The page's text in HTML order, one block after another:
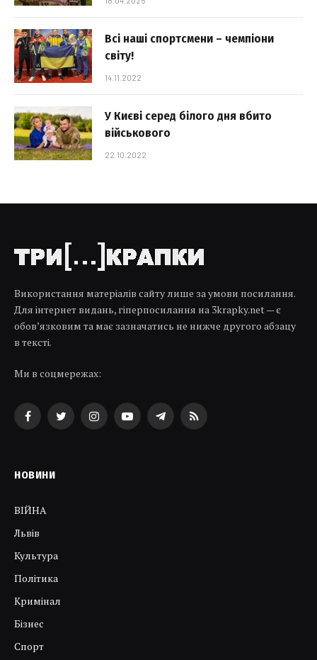
Всі наші спортсмени – чемпіони
світу!
14.11.2022
У Києві серед білого дня вбито
військового
22.10.2022
Використання матеріалів сайту лише за умови посилання.
Для інтернет видань, гіперпосилання на 3krapky.net — є
обов’язковим та має зазначатись не нижче другого абзацу
в тексті.
Ми в соцмережах:
FacebookTwitterInstagramYouTubeTelegramRSS
НОВИНИ
ВІЙНА
Львів
Культура
Політика
Кримінал
Бізнес
Спорт